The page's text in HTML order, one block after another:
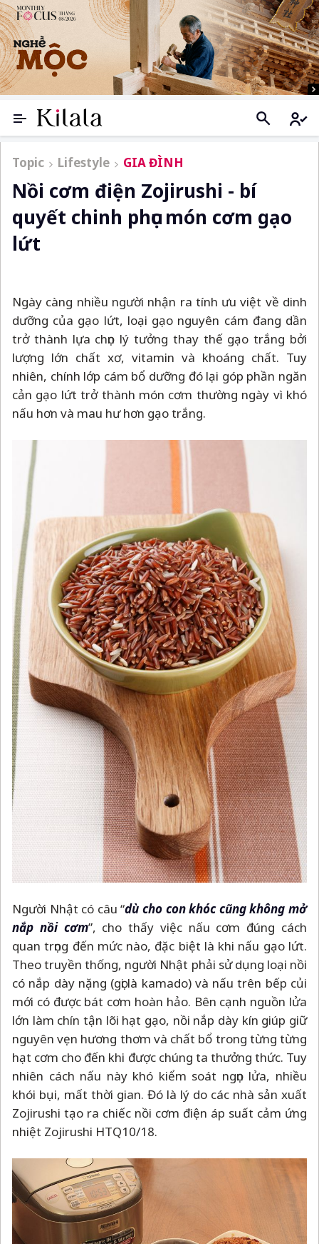
Topic Lifestyle GIA ĐÌNH
Nồi cơm điện Zojirushi - bí
quyết chinh phục món cơm gạo
lứt
Ngày càng nhiều người nhận ra tính ưu việt về dinh
dưỡng của gạo lứt, loại gạo nguyên cám đang dần
trở thành lựa chọn lý tưởng thay thế gạo trắng bởi
lượng lớn chất xơ, vitamin và khoáng chất. Tuy
nhiên, chính lớp cám bổ dưỡng đó lại góp phần ngăn
cản gạo lứt trở thành món cơm thường ngày vì khó
nấu hơn và mau hư hơn gạo trắng.
Người Nhật có câu “dù cho con khóc cũng không mở
nắp nồi cơm”, cho thấy việc nấu cơm đúng cách
quan trọng đến mức nào, đặc biệt là khi nấu gạo lứt.
Theo truyền thống, người Nhật phải sử dụng loại nồi
có nắp dày nặng (gọi là kamado) và nấu trên bếp củi
mới có được bát cơm hoàn hảo. Bên cạnh nguồn lửa
lớn làm chín tận lõi hạt gạo, nồi nắp dày kín giúp giữ
nguyên vẹn hương thơm và chất bổ trong từng từng
hạt cơm cho đến khi được chúng ta thưởng thức. Tuy
nhiên cách nấu này khó kiểm soát ngọn lửa, nhiều
khói bụi, mất thời gian. Đó là lý do các nhà sản xuất
Zojirushi tạo ra chiếc nồi cơm điện áp suất cảm ứng
nhiệt Zojirushi HTQ10/18.